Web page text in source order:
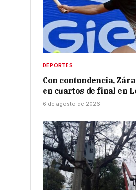
DEPORTES
Con contundencia,
en cuartos de final en
6 de agosto de 2026